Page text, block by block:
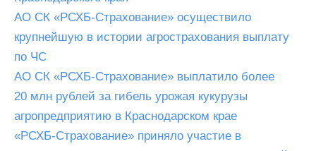
АО СК «РСХБ-Страхование» осуществило
крупнейшую в истории агрострахования выплату
по ЧС
АО СК «РСХБ-Страхование» выплатило более
20 млн рублей за гибель урожая кукурузы
агропредприятию в Краснодарском крае
«РСХБ-Страхование» приняло участие в